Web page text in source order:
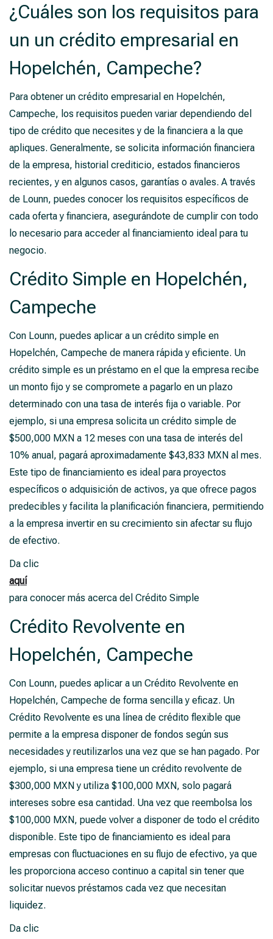
¿Cuáles son los requisitos para
un un crédito empresarial en
Hopelchén, Campeche?
Para obtener un crédito empresarial en Hopelchén,
Campeche, los requisitos pueden variar dependiendo del
tipo de crédito que necesites y de la financiera a la que
apliques. Generalmente, se solicita información financiera
de la empresa, historial crediticio, estados financieros
recientes, y en algunos casos, garantías o avales. A través
de Lounn, puedes conocer los requisitos específicos de
cada oferta y financiera, asegurándote de cumplir con todo
lo necesario para acceder al financiamiento ideal para tu
negocio.
Crédito Simple en Hopelchén,
Campeche
Con Lounn, puedes aplicar a un crédito simple en
Hopelchén, Campeche de manera rápida y eficiente. Un
crédito simple es un préstamo en el que la empresa recibe
un monto fijo y se compromete a pagarlo en un plazo
determinado con una tasa de interés fija o variable. Por
ejemplo, si una empresa solicita un crédito simple de
$500,000 MXN a 12 meses con una tasa de interés del
10% anual, pagará aproximadamente $43,833 MXN al mes.
Este tipo de financiamiento es ideal para proyectos
específicos o adquisición de activos, ya que ofrece pagos
predecibles y facilita la planificación financiera, permitiendo
a la empresa invertir en su crecimiento sin afectar su flujo
de efectivo.
Da clic
aquí
para conocer más acerca del Crédito Simple
Crédito Revolvente en
Hopelchén, Campeche
Con Lounn, puedes aplicar a un Crédito Revolvente en
Hopelchén, Campeche de forma sencilla y eficaz. Un
Crédito Revolvente es una línea de crédito flexible que
permite a la empresa disponer de fondos según sus
necesidades y reutilizarlos una vez que se han pagado. Por
ejemplo, si una empresa tiene un crédito revolvente de
$300,000 MXN y utiliza $100,000 MXN, solo pagará
intereses sobre esa cantidad. Una vez que reembolsa los
$100,000 MXN, puede volver a disponer de todo el crédito
disponible. Este tipo de financiamiento es ideal para
empresas con fluctuaciones en su flujo de efectivo, ya que
les proporciona acceso continuo a capital sin tener que
solicitar nuevos préstamos cada vez que necesitan
liquidez.
Da clic